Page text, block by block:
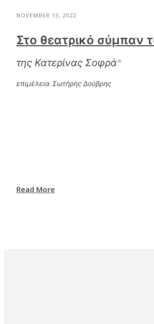
NOVEMBER 13, 2022
Στο θεατρικό σύμπαν
της Κατερίνας Σοφρά*
επιμέλεια: Σωτήρης Δούβρης
Read More